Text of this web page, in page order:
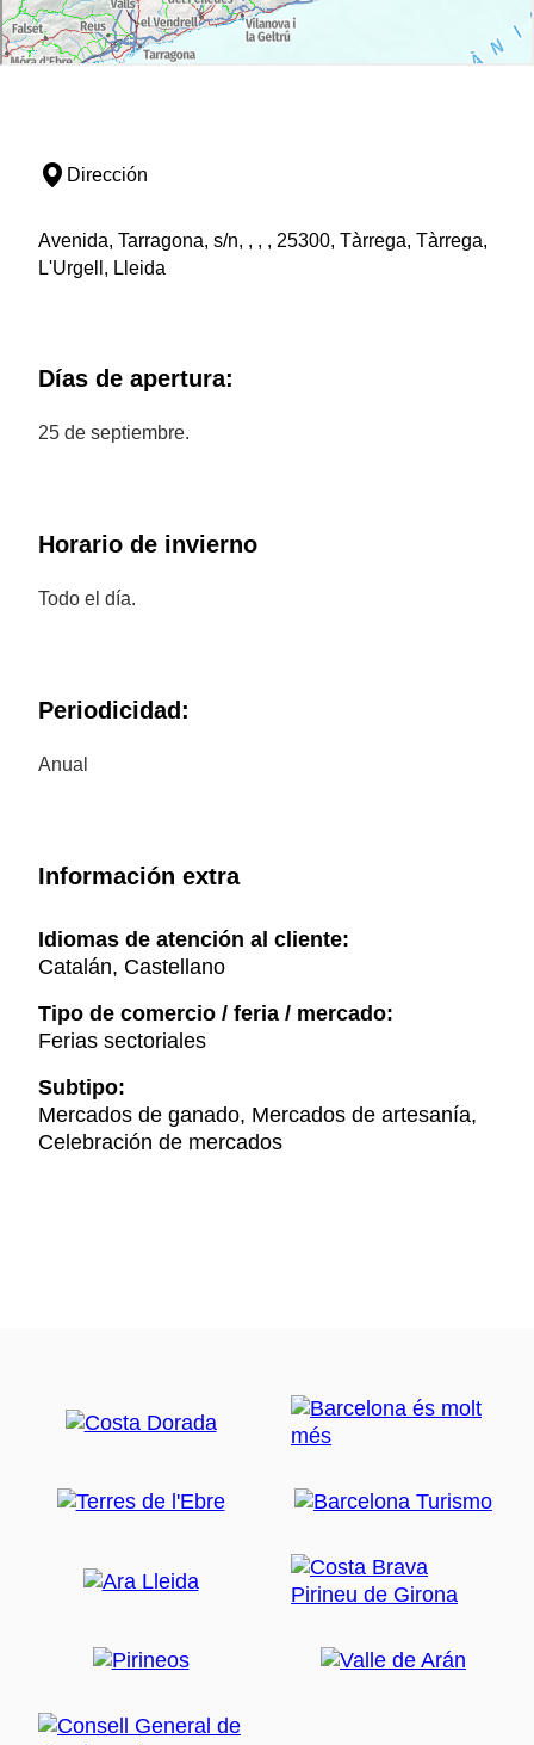
Dirección
Avenida, Tarragona, s/n, , , , 25300, Tàrrega, Tàrrega,
L'Urgell, Lleida
Días de apertura:
25 de septiembre.
Horario de invierno
Todo el día.
Periodicidad:
Anual
Información extra
Idiomas de atención al cliente:
Catalán, Castellano
Tipo de comercio / feria / mercado:
Ferias sectoriales
Subtipo:
Mercados de ganado, Mercados de artesanía,
Celebración de mercados